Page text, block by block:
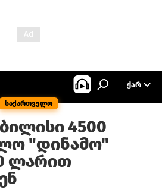
საქართველო
ᲥᲐᲠ
4500
"დინამო"
ლარით